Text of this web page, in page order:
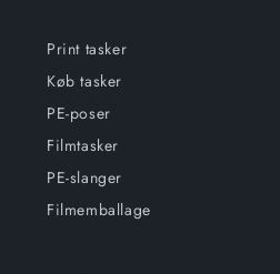
Print tasker
Køb tasker
PE-poser
Filmtasker
PE-slanger
Filmemballage